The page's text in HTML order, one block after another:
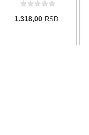
1.318,00 RSD